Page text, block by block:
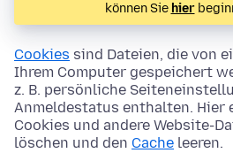
können Sie hier
Cookies sind Dateien, die von
Ihrem Computer gespeichert
z. B. persönliche
Anmeldestatus enthalten. Hier
Cookies und andere Website-
löschen und den Cache leeren.